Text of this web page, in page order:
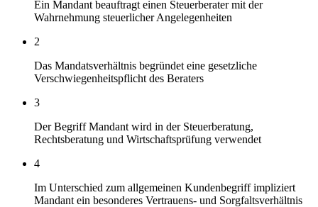
Ein Mandant beauftragt einen Steuerberater mit der
Wahrnehmung steuerlicher Angelegenheiten
2
Das Mandatsverhältnis begründet eine gesetzliche
Verschwiegenheitspflicht des Beraters
3
Der Begriff Mandant wird in der Steuerberatung,
Rechtsberatung und Wirtschaftsprüfung verwendet
4
Im Unterschied zum allgemeinen Kundenbegriff impliziert
Mandant ein besonderes Vertrauens- und Sorgfaltsverhältnis